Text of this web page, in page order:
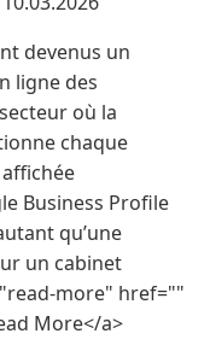
devenus un
ligne des
où la
chaque
Business Profile
qu’une
un cabinet
more" href=""
More</a>